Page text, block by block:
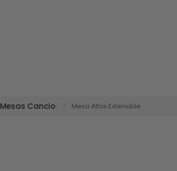
Mesas Cancio Mesa Atlas Extensible